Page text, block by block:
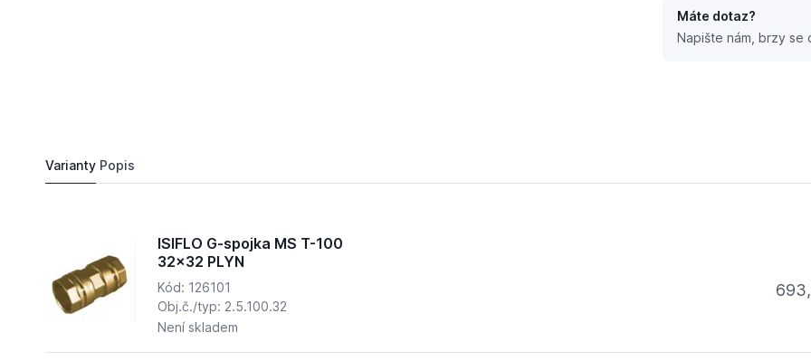
Máte dotaz?
Napište nám, brzy se
Varianty Popis
ISIFLO G-spojka MS T-100
32x32 PLYN
Kód: 126101
Obj.č./typ: 2.5.100.32
Není skladem
693,